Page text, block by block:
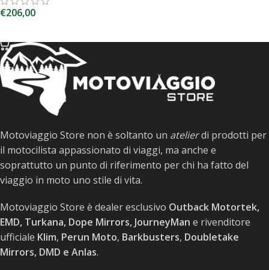
€206,00
Motoviaggio Store non è soltanto un atelierdi prodotti per
il motocilista appassionato di viaggi, ma anche e
soprattutto un punto di riferimento per chi ha fatto del
viaggio in moto uno stile di vita.
Motoviaggio Store è dealer esclusivo Outback Motortek,
EMD, Turkana, Dope Mirrors, JourneyMan e rivenditore
ufficiale Klim, Perun Moto, Barkbusters, Doubletake
Mirrors, DMD e Anlas.